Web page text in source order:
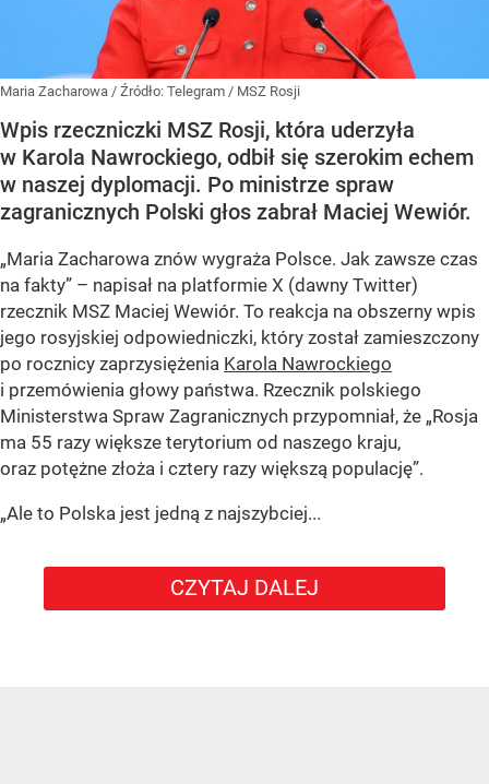
Maria Zacharowa / Źródło: Telegram / MSZ Rosji
Wpis rzeczniczki MSZ Rosji, która uderzyła
w Karola Nawrockiego, odbił się szerokim echem
w naszej dyplomacji. Po ministrze spraw
zagranicznych Polski głos zabrał Maciej Wewiór.
„Maria Zacharowa znów wygraża Polsce. Jak zawsze czas
na fakty” – napisał na platformie X (dawny Twitter)
rzecznik MSZ Maciej Wewiór. To reakcja na obszerny wpis
jego rosyjskiej odpowiedniczki, który został zamieszczony
po rocznicy zaprzysiężenia Karola Nawrockiego
i przemówienia głowy państwa. Rzecznik polskiego
Ministerstwa Spraw Zagranicznych przypomniał, że „Rosja
ma 55 razy większe terytorium od naszego kraju,
oraz potężne złoża i cztery razy większą populację”.
„Ale to Polska jest jedną z najszybciej...
CZYTAJ DALEJ